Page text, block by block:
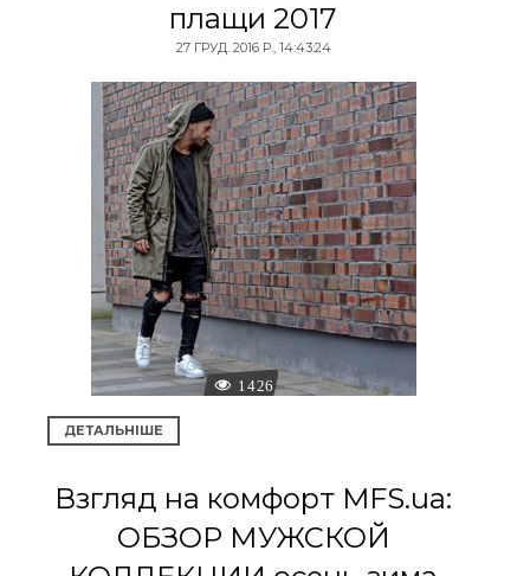
плащи 2017
27 ГРУД. 2016 Р., 14:43:24
1426
ДЕТАЛЬНІШЕ
Взгляд на комфорт MFS.ua:
ОБЗОР МУЖСКОЙ